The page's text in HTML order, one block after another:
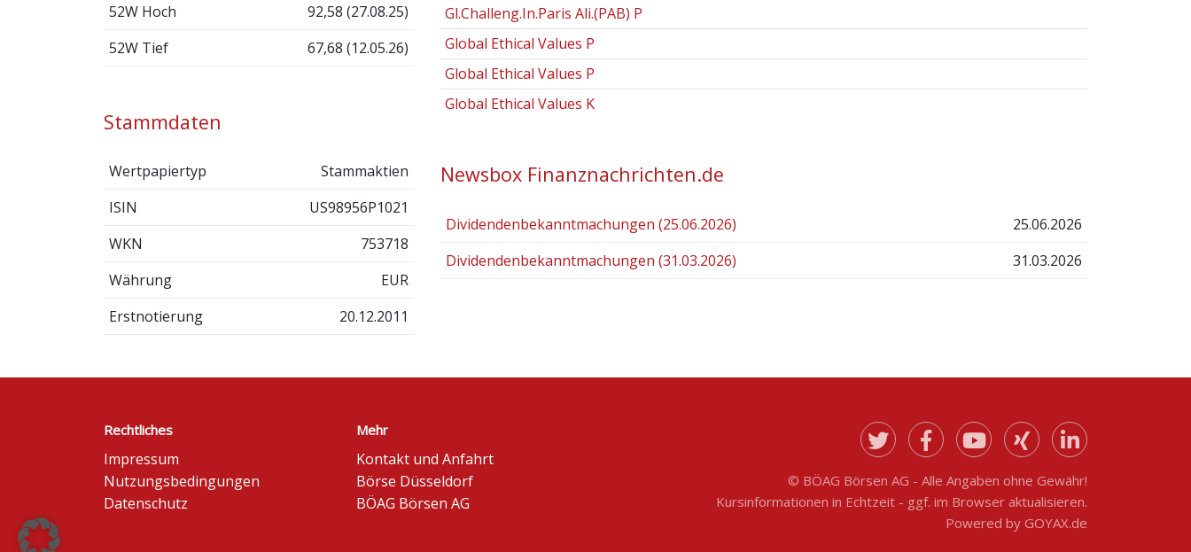
52W Hoch
92,58 (27.08.25)
52W Tief
67,68 (12.05.26)
Stammdaten
Wertpapiertyp
Stammaktien
ISIN
US98956P1021
WKN
753718
Währung
EUR
Erstnotierung
20.12.2011
Gl.Challeng.In.Paris Ali.(PAB) P
Global Ethical Values P
Global Ethical Values P
Global Ethical Values K
Newsbox Finanznachrichten.de
Dividendenbekanntmachungen (25.06.2026)
25.06.2026
Dividendenbekanntmachungen (31.03.2026)
31.03.2026
Rechtliches
Impressum
Nutzungsbedingungen
Datenschutz
Mehr
Kontakt und Anfahrt
Börse Düsseldorf
BÖAG Börsen AG
© BÖAG Börsen AG - Alle Angaben ohne Gewähr!
Kursinformationen in Echtzeit - ggf. im Browser aktualisieren.
Powered by GOYAX.de